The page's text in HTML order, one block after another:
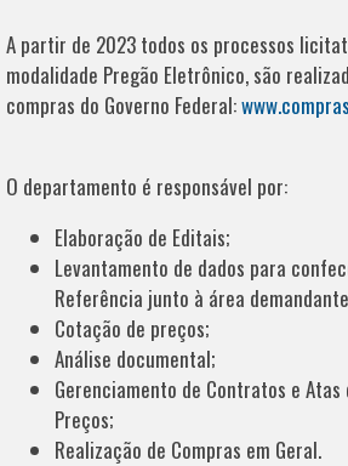
A partir de 2023 todos os processos
modalidade Pregão Eletrônico, são
compras do Governo Federal:
O departamento é responsável por:
Elaboração de Editais;
Levantamento de dados para
Referência junto à área
Cotação de preços;
Análise documental;
Gerenciamento de Contratos e Atas
Preços;
Realização de Compras em Geral.